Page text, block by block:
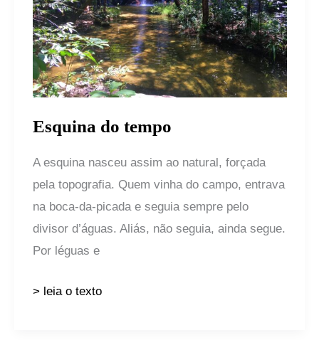
Esquina do tempo
A esquina nasceu assim ao natural, forçada
pela topografia. Quem vinha do campo, entrava
na boca-da-picada e seguia sempre pelo
divisor d’águas. Aliás, não seguia, ainda segue.
Por léguas e
> leia o texto